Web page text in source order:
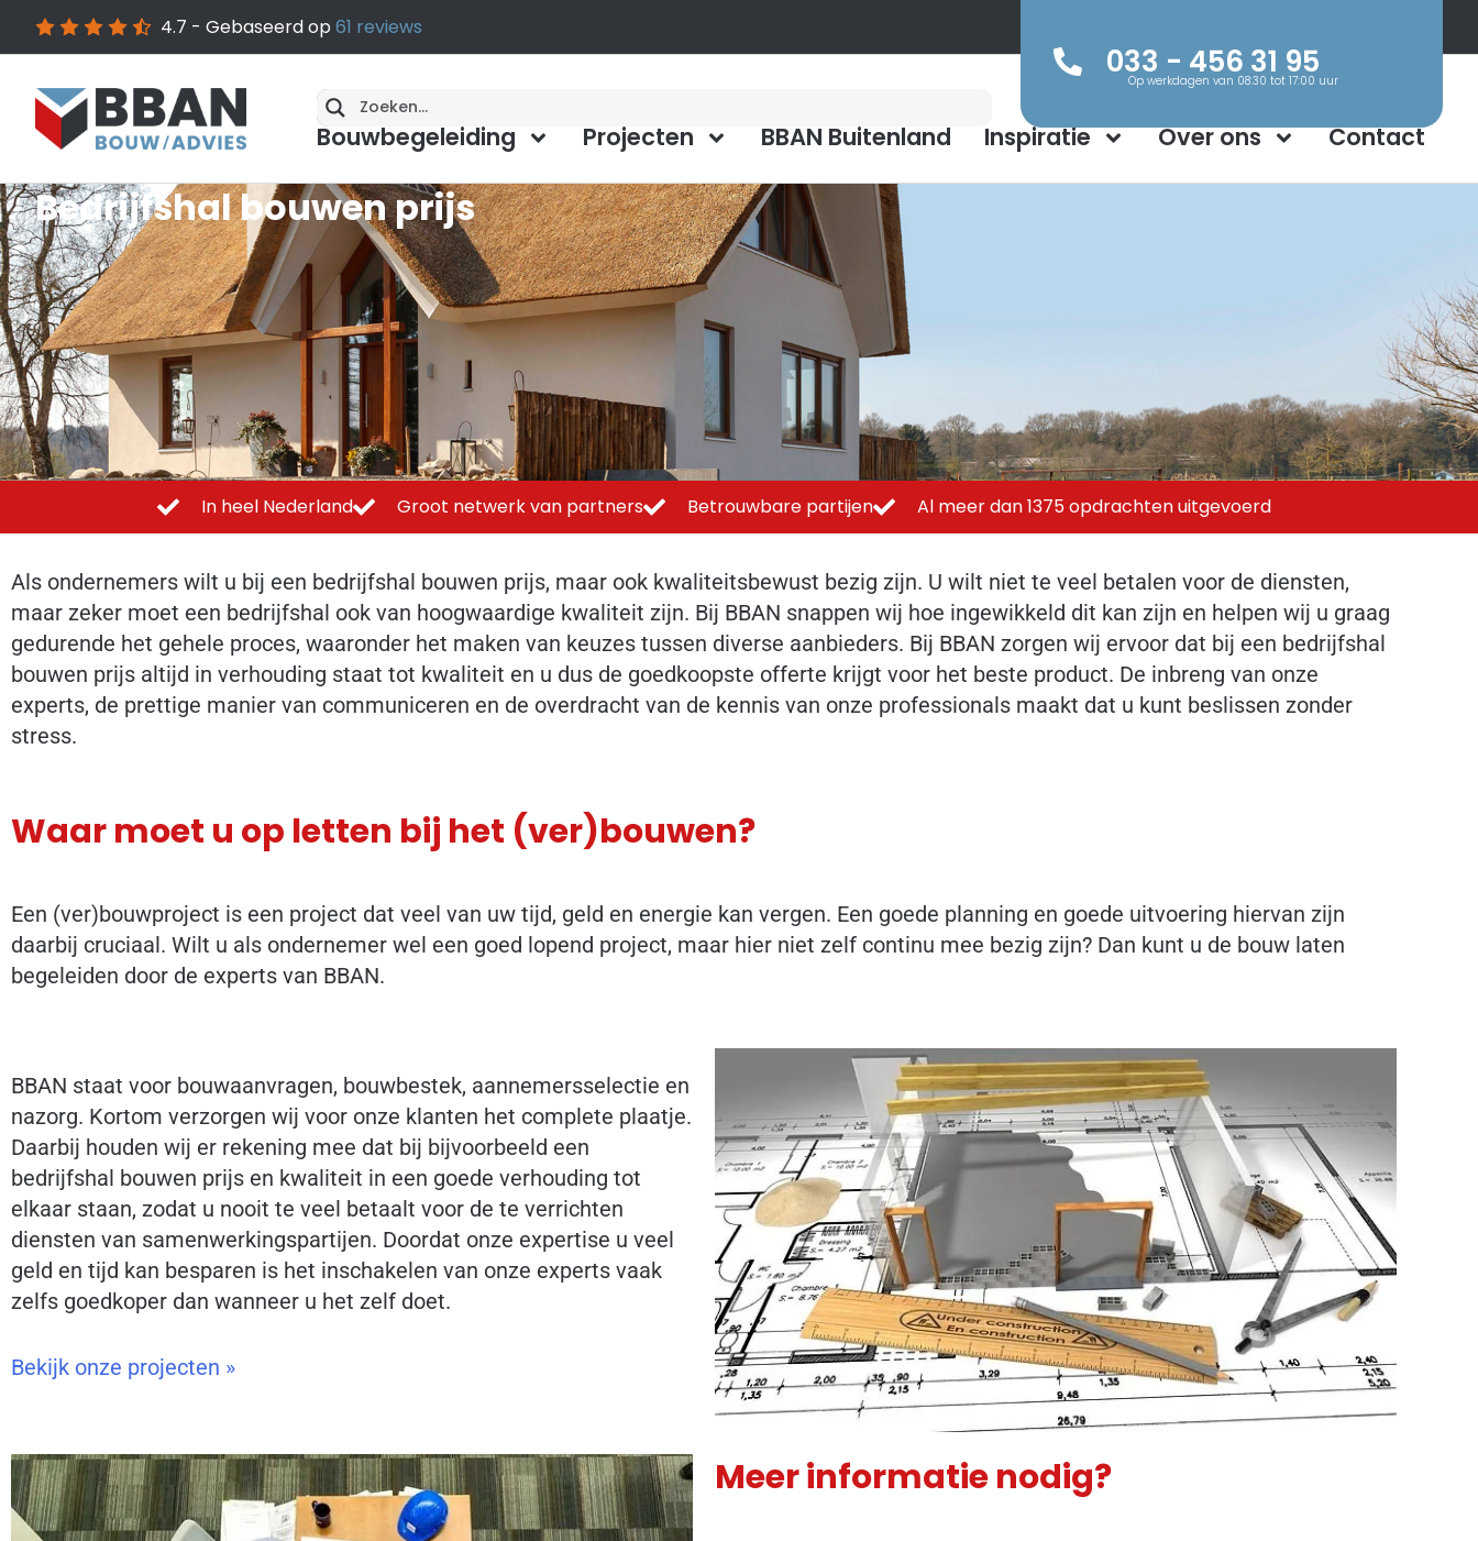
4.7 - Gebaseerd op 61 reviews
033 - 456 31 95
Op werkdagen van 08:30 tot 17:00 uur
Bouwbegeleiding Projecten BBAN Buitenland Inspiratie Over ons Contact
Bedrijfshal bouwen prijs
In heel Nederland Groot netwerk van partners Betrouwbare partijen Al meer dan 1375 opdrachten uitgevoerd
Als ondernemers wilt u bij een bedrijfshal bouwen prijs, maar ook kwaliteitsbewust bezig zijn. U wilt niet te veel betalen voor de diensten,
maar zeker moet een bedrijfshal ook van hoogwaardige kwaliteit zijn. Bij BBAN snappen wij hoe ingewikkeld dit kan zijn en helpen wij u graag
gedurende het gehele proces, waaronder het maken van keuzes tussen diverse aanbieders. Bij BBAN zorgen wij ervoor dat bij een bedrijfshal
bouwen prijs altijd in verhouding staat tot kwaliteit en u dus de goedkoopste offerte krijgt voor het beste product. De inbreng van onze
experts, de prettige manier van communiceren en de overdracht van de kennis van onze professionals maakt dat u kunt beslissen zonder
stress.
Waar moet u op letten bij het (ver)bouwen?
Een (ver)bouwproject is een project dat veel van uw tijd, geld en energie kan vergen. Een goede planning en goede uitvoering hiervan zijn
daarbij cruciaal. Wilt u als ondernemer wel een goed lopend project, maar hier niet zelf continu mee bezig zijn? Dan kunt u de bouw laten
begeleiden door de experts van BBAN.
BBAN staat voor bouwaanvragen, bouwbestek, aannemersselectie en
nazorg. Kortom verzorgen wij voor onze klanten het complete plaatje.
Daarbij houden wij er rekening mee dat bij bijvoorbeeld een
bedrijfshal bouwen prijs en kwaliteit in een goede verhouding tot
elkaar staan, zodat u nooit te veel betaalt voor de te verrichten
diensten van samenwerkingspartijen. Doordat onze expertise u veel
geld en tijd kan besparen is het inschakelen van onze experts vaak
zelfs goedkoper dan wanneer u het zelf doet.
Bekijk onze projecten »
Meer informatie nodig?